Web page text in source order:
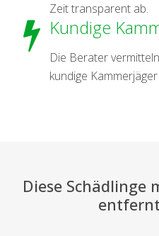
Zeit transparent ab.
Kundige
Die Berater
kundige
Diese Schädlinge